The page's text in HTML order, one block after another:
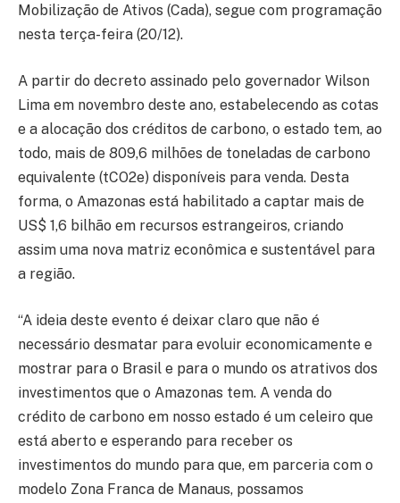
Mobilização de Ativos (Cada), segue com programação
nesta terça-feira (20/12).
A partir do decreto assinado pelo governador Wilson
Lima em novembro deste ano, estabelecendo as cotas
e a alocação dos créditos de carbono, o estado tem, ao
todo, mais de 809,6 milhões de toneladas de carbono
equivalente (tCO2e) disponíveis para venda. Desta
forma, o Amazonas está habilitado a captar mais de
US$ 1,6 bilhão em recursos estrangeiros, criando
assim uma nova matriz econômica e sustentável para
a região.
“A ideia deste evento é deixar claro que não é
necessário desmatar para evoluir economicamente e
mostrar para o Brasil e para o mundo os atrativos dos
investimentos que o Amazonas tem. A venda do
crédito de carbono em nosso estado é um celeiro que
está aberto e esperando para receber os
investimentos do mundo para que, em parceria com o
modelo Zona Franca de Manaus, possamos